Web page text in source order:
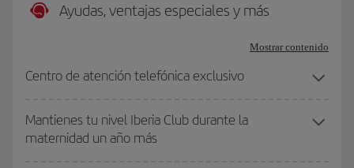
Ayudas, ventajas especiales y más
Mostrar contenido
Centro de atención telefónica exclusivo
Mantienes tu nivel Iberia Club durante la
maternidad un año más